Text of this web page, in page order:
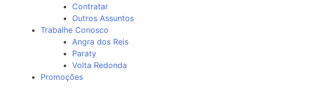
Contratar
Outros Assuntos
Trabalhe Conosco
Angra dos Reis
Paraty
Volta Redonda
Promoções